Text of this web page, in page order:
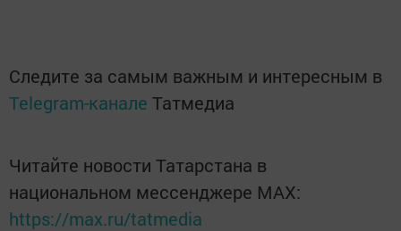
Следите за самым важным и интересным в
Telegram-канале Татмедиа
Читайте новости Татарстана в
национальном мессенджере MАХ:
https://max.ru/tatmedia